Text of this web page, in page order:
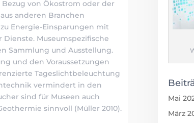
von Ökostrom oder der
anderen Branchen
Energie-Einsparungen mit
Museumspezifische
Sammlung und Ausstellung.
und den Voraussetzungen
Tageslichtbeleuchtung
vermindert in den
sind für Museen auch
sinnvoll (Müller 2010).
Mai
März